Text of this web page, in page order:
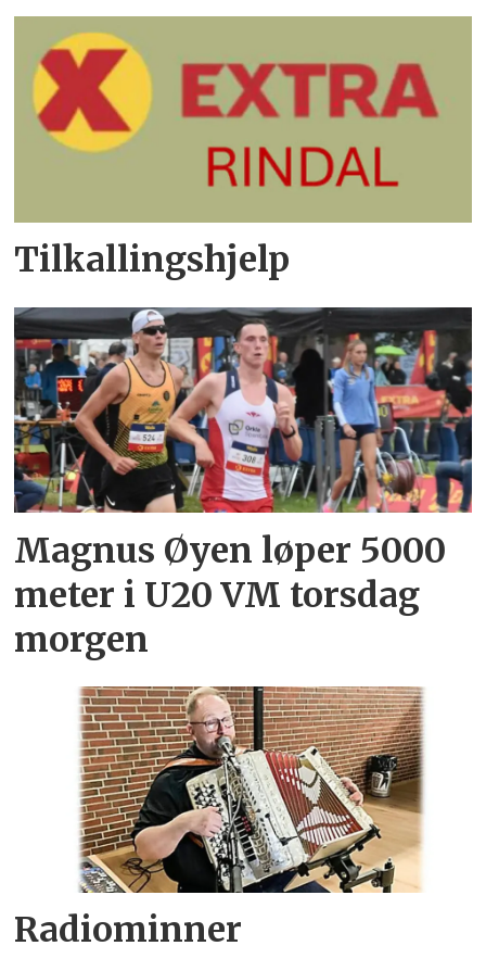
Tilkallingshjelp
Magnus Øyen løper 5000
meter i U20 VM torsdag
morgen
Radiominner